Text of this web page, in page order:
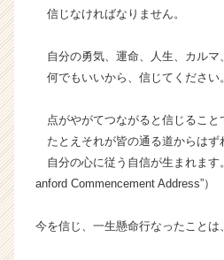
信じなければなりません。
自分の勇気、運命、人生、カルマ、
何でもいいから、信じてください。
点がやがてつながると信じること
たとえそれが皆の通る道からはず
自分の心に従う自信が生まれます
anford Commencement Address”）
今を信じ、一生懸命行なったことは